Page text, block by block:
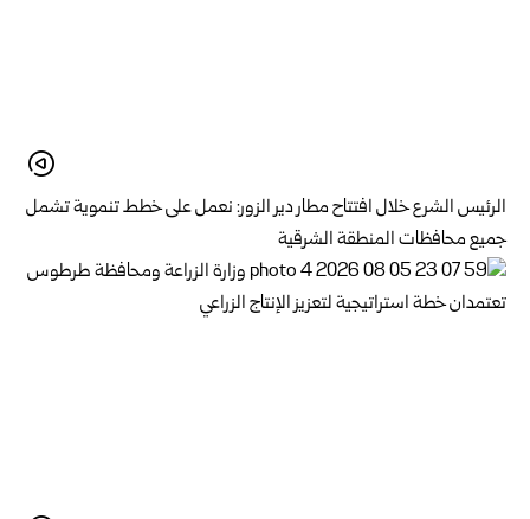
الرئيس الشرع خلال افتتاح مطار دير الزور: نعمل على خطط تنموية تشمل
جميع محافظات المنطقة الشرقية